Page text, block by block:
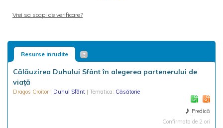
Vrei sa scapi de verificare?
Resurse inrudite
Călăuzirea Duhului Sfânt în alegerea partenerului de
viață
Dragos Croitor | Duhul Sfânt | Tematica: Căsătorie
Predică
Confirmata de 2 ori